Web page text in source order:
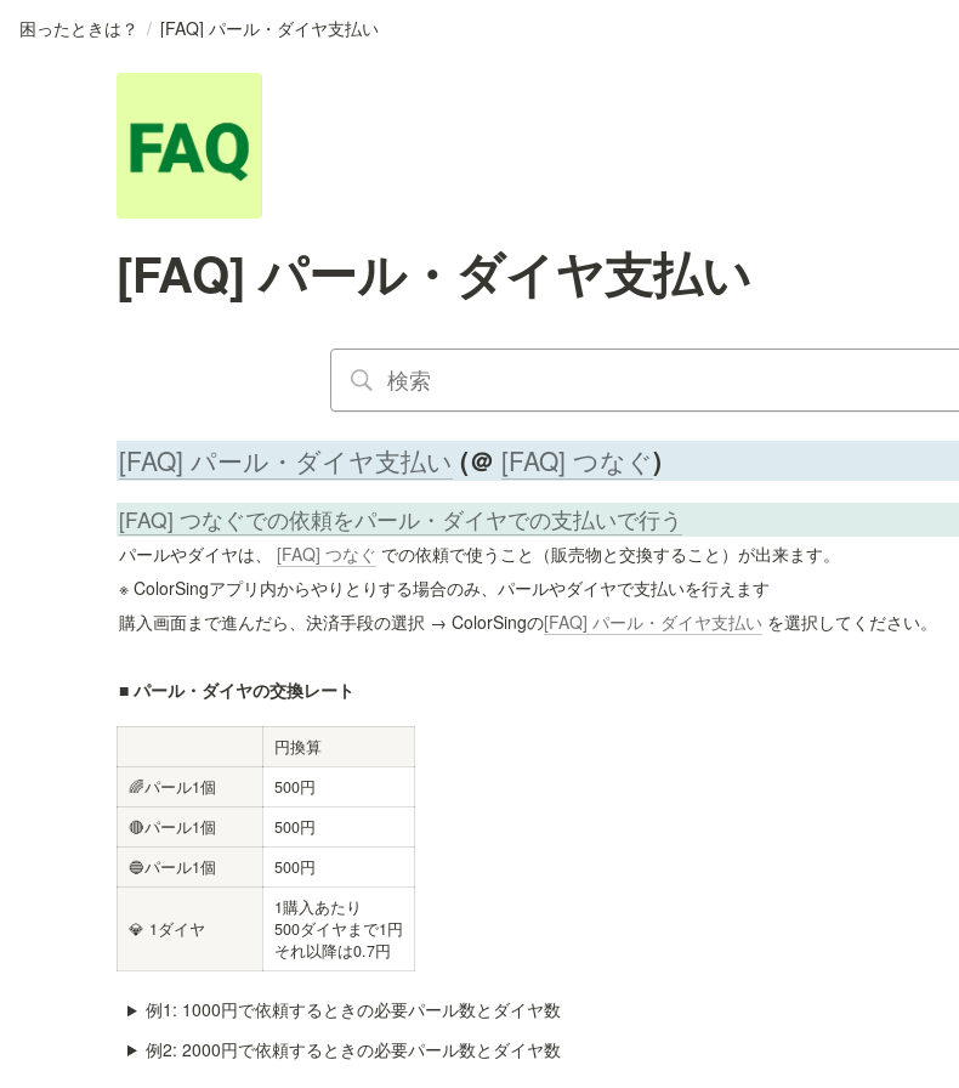
困ったときは？ / [FAQ] パール・ダイヤ支払い
[FAQ] パール・ダイヤ支払い
[FAQ] パール・ダイヤ支払い (＠ [FAQ] つなぐ)
[FAQ] つなぐでの依頼をパール・ダイヤでの支払いで行う
パールやダイヤは、 [FAQ] つなぐ での依頼で使うこと（販売物と交換すること）が出来ます。
※ ColorSingアプリ内からやりとりする場合のみ、パールやダイヤで支払いを行えます
購入画面まで進んだら、決済手段の選択 → ColorSingの[FAQ] パール・ダイヤ支払い を選択してください。
■ パール・ダイヤの交換レート
円換算
🌈パール1個
500円
🔴パール1個
500円
🔵パール1個
500円
💎 1ダイヤ
1購入あたり
500ダイヤまで1円
それ以降は0.7円
例1: 1000円で依頼するときの必要パール数とダイヤ数
例2: 2000円で依頼するときの必要パール数とダイヤ数